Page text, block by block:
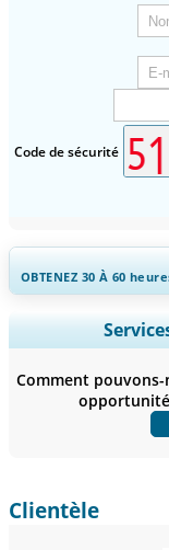
Code de sécurité
OBTENEZ 30 À 60
Ampliar a
Perfis de empresas,
Comment
Clientèle